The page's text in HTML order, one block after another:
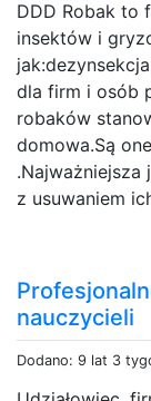
DDD Robak to
insektów i
dla firm i osób
robaków
domowa.Są
.Najważniejsza
z usuwaniem
nauczycieli
Dodano: 9 lat 3